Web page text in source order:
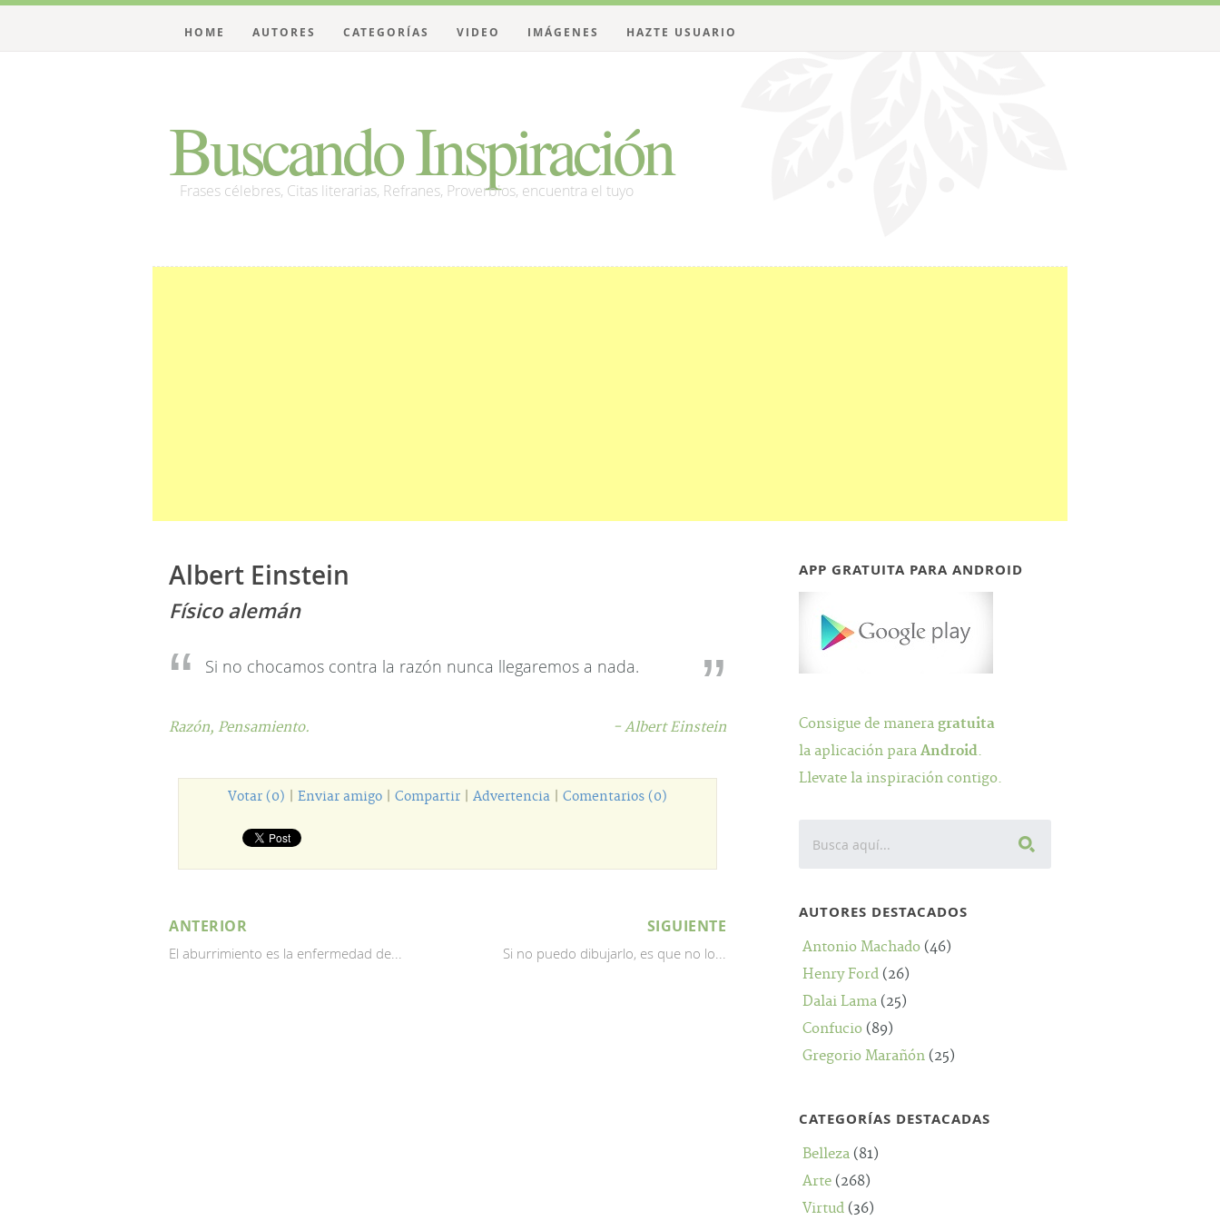
Buscando Inspiración
Frases célebres, Citas literarias, Refranes, Proverbios, encuentra el tuyo
HOME AUTORES CATEGORÍAS VIDEO IMÁGENES HAZTE USUARIO
Albert Einstein
Físico alemán
Si no chocamos contra la razón nunca llegaremos a nada.
Razón, Pensamiento. - Albert Einstein
Votar (0) Enviar amigo Compartir Advertencia Comentarios (0)
ANTERIOR
El aburrimiento es la enfermedad de...
SIGUIENTE
Si no puedo dibujarlo, es que no lo...
APP GRATUITA PARA ANDROID
Consigue de maneragratuita
la aplicación paraAndroid.
Llevate la inspiración contigo.
AUTORES DESTACADOS
Antonio Machado (46)
Henry Ford (26)
Dalai Lama (25)
Confucio (89)
Gregorio Marañón (25)
CATEGORÍAS DESTACADAS
Belleza (81)
Arte (268)
Virtud (36)